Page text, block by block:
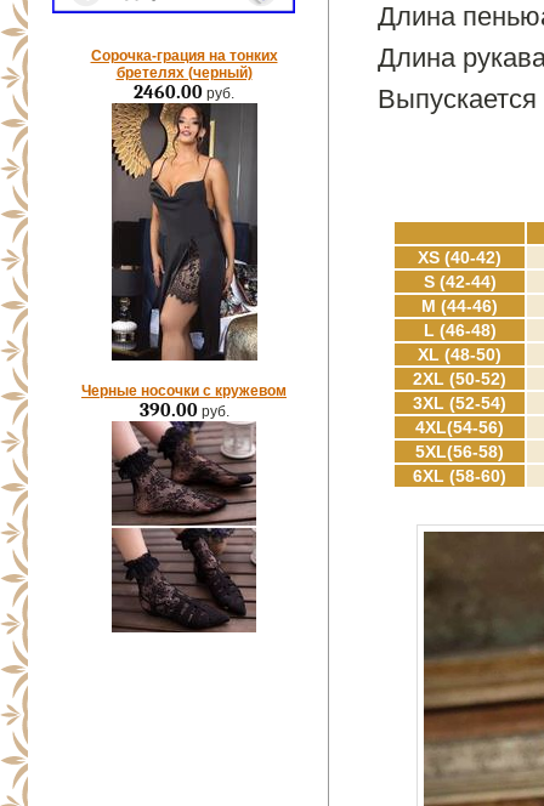
Сорочка-грация на тонких
бретелях (черный)
2460.00 руб.
Черные носочки с кружевом
390.00руб.
Длина
Длина
XS (40-42)
S (42-44)
M (44-46)
L (46-48)
XL (48-50)
2XL (50-52)
3XL (52-54)
4XL(54-56)
5XL(56-58)
6XL (58-60)